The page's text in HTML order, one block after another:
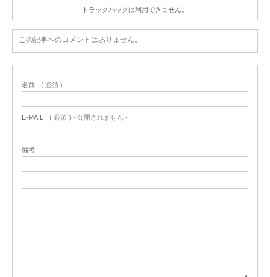
トラックバックは利用できません。
この記事へのコメントはありません。
名前 ( 必須 )
E-MAIL ( 必須 ) - 公開されません -
備考